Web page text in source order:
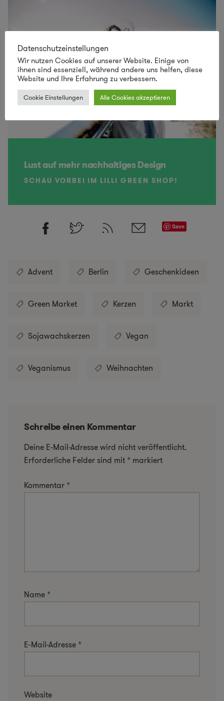
Lust auf mehr nachhaltiges Design
SCHAU VORBEI IM LILLI GREEN SHOP!
Save
Advent Berlin Geschenkideen
Green Market Kerzen Markt
Sojawachskerzen Vegan
Veganismus Weihnachten
Schreibe einen Kommentar
Deine E-Mail-Adresse wird nicht veröffentlicht.
Erforderliche Felder sind mit * markiert
Kommentar *
Name *
E-Mail-Adresse *
Website
Datenschutzeinstellungen
Wir nutzen Cookies auf unserer Website. Einige von
ihnen sind essenziell, während andere uns helfen, diese
Website und Ihre Erfahrung zu verbessern.
Cookie Einstellungen Alle Cookies akzeptieren